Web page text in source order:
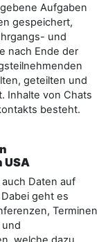
Aufgaben
gespeichert,
und
nach Ende der
geteilten und
Inhalte von Chats
besteht.
USA
Daten auf
geht es
Terminen